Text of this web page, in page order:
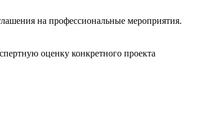
на профессиональные мероприятия.
оценку конкретного проекта